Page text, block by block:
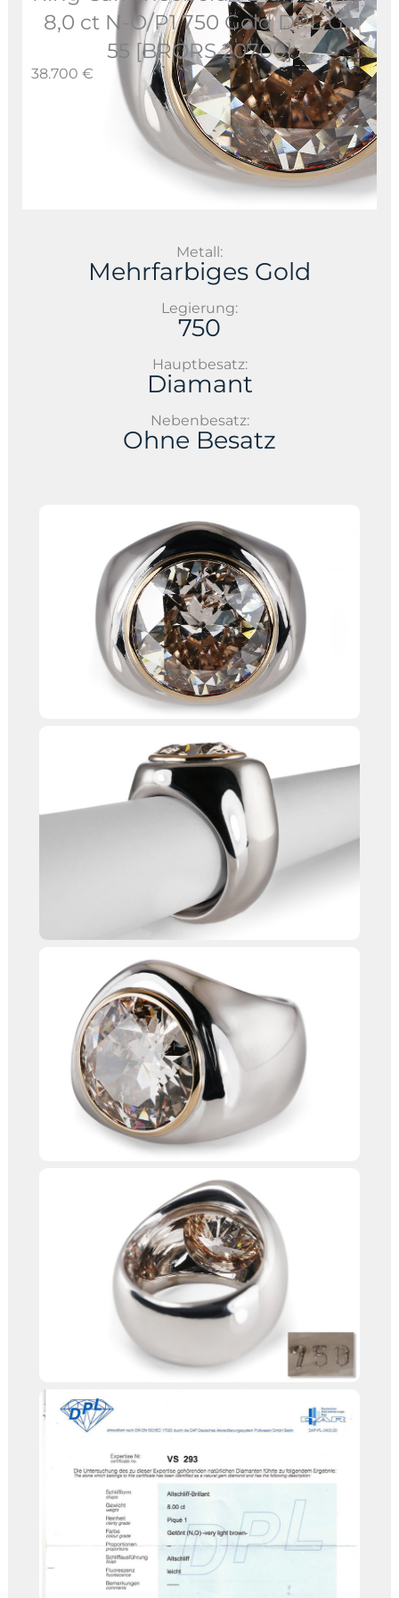
8,0 ct N-O/P1 750 Gold DPL Gr.
55 [BRORS 20700]
38.700 €
Metall:
Mehrfarbiges Gold
Legierung:
750
Hauptbesatz:
Diamant
Nebenbesatz:
Ohne Besatz